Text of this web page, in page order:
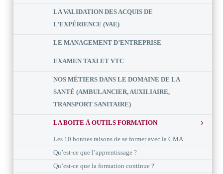
LA VALIDATION DES ACQUIS DE
L’EXPÉRIENCE (VAE)
LE MANAGEMENT D’ENTREPRISE
EXAMEN TAXI ET VTC
NOS MÉTIERS DANS LE DOMAINE DE LA
SANTÉ (AMBULANCIER, AUXILIAIRE,
TRANSPORT SANITAIRE)
LA BOITE À OUTILS FORMATION
Les 10 bonnes raisons de se former avec la CMA
Qu’est-ce que l’apprentissage ?
Qu’est-ce que la formation continue ?